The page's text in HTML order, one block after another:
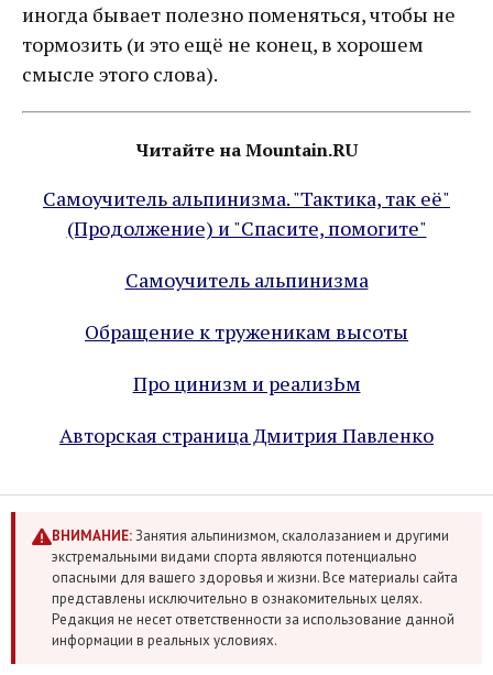
иногда бывает полезно поменяться, чтобы не
тормозить (и это ещё не конец, в хорошем
смысле этого слова).
Читайте на Mountain.RU
Самоучитель альпинизма. "Тактика, так её"
(Продолжение) и "Спасите, помогите"
Самоучитель альпинизма
Обращение к труженикам высоты
Про цинизм и реализЬм
Авторская страница Дмитрия Павленко
ВНИМАНИЕ:Занятия альпинизмом, скалолазанием и другими
экстремальными видами спорта являются потенциально
опасными для вашего здоровья и жизни. Все материалы сайта
представлены исключительно в ознакомительных целях.
Редакция не несет ответственности за использование данной
информации в реальных условиях.